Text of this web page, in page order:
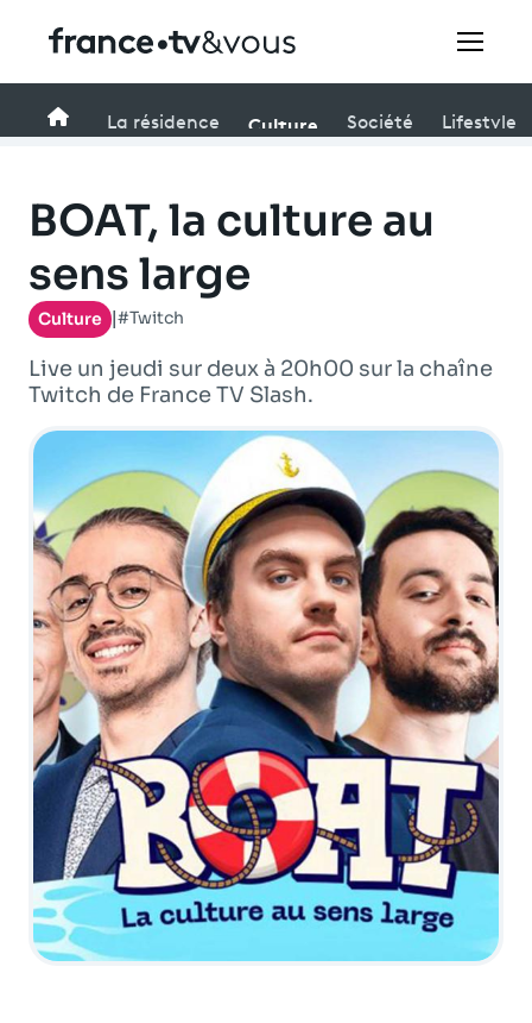
connexion
Avantages fidélité
Festivals
Creators
À la une
Participer et assister à une émission
À votre écoute
Productions et innovation
Programme
Accueil
La résidence Culture Société Lifestyle
BOAT, la culture au
sens large
Culture #Twitch
Live un jeudi sur deux à 20h00 sur la chaîne
Twitch de France TV Slash.